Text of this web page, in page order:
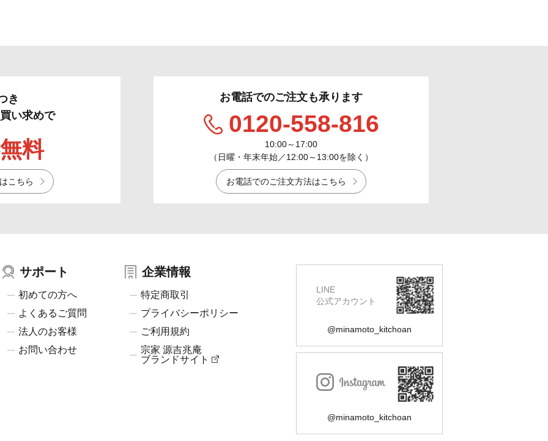
き
い求めで
料
こちら
お電話でのご注文も承ります
0120-558-816
10:00～17:00
（日曜・年末年始／12:00～13:00を除く）
お電話でのご注文方法はこちら
サポート
初めての方へ
よくあるご質問
法人のお客様
お問い合わせ
企業情報
特定商取引
プライバシーポリシー
ご利用規約
宗家 源吉兆庵
ブランドサイト
LINE
公式アカウント
@minamoto_kitchoan
@minamoto_kitchoan